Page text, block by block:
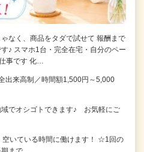
なく、商品をタダで試せて 報酬まで
♪ スマホ1台・完全在宅・自分のペー
事です 化…
出来高制／時間額1,500円～5,000
域でオシゴトできます♪ お気軽にご
空いている時間に働けます！ ☆1回の